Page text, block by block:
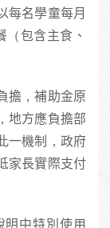
每名學童每月
包含主食、
擔，補助金原
地方應負擔部
一機制，政府
家長實際支付
中特別使用